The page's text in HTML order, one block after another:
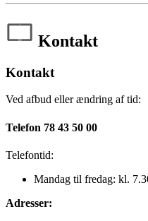
Kontakt
Kontakt
Ved afbud eller ændring af tid:
Telefon 78 43 50 00
Telefontid:
Mandag til fredag: kl.
Adresser: